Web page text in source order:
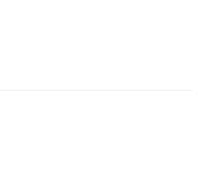
unların özel amaçlı
sağlanıyor.
fermentasyon odasına